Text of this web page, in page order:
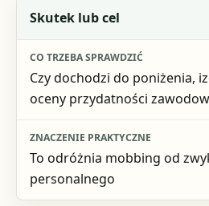
Skutek lub cel
Czy dochodzi do poniżenia,
oceny przydatności
To odróżnia mobbing od
personalnego